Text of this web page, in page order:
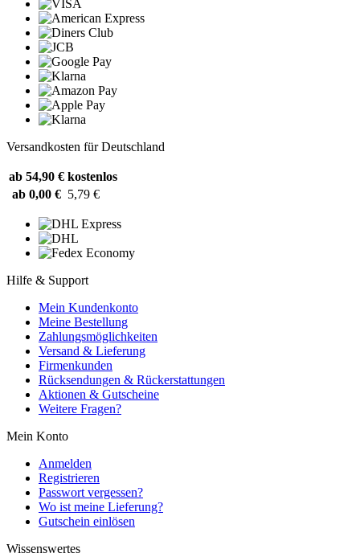
Versandkosten für Deutschland
ab 54,90 € kostenlos
ab 0,00 € 5,79 €
Hilfe & Support
Mein Kundenkonto
Meine Bestellung
Zahlungsmöglichkeiten
Versand & Lieferung
Firmenkunden
Rücksendungen & Rückerstattungen
Aktionen & Gutscheine
Weitere Fragen?
Mein Konto
Anmelden
Registrieren
Passwort vergessen?
Wo ist meine Lieferung?
Gutschein einlösen
Wissenswertes